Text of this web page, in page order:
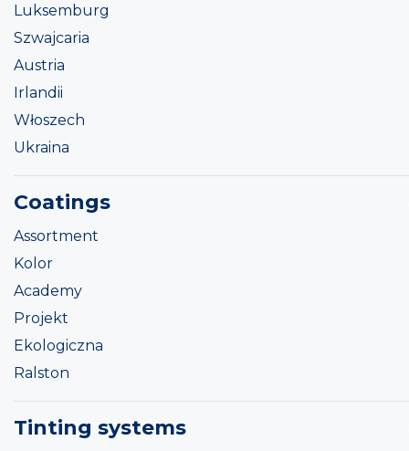
Luksemburg
Szwajcaria
Austria
Irlandii
Włoszech
Ukraina
Coatings
Assortment
Kolor
Academy
Projekt
Ekologiczna
Ralston
Tinting systems